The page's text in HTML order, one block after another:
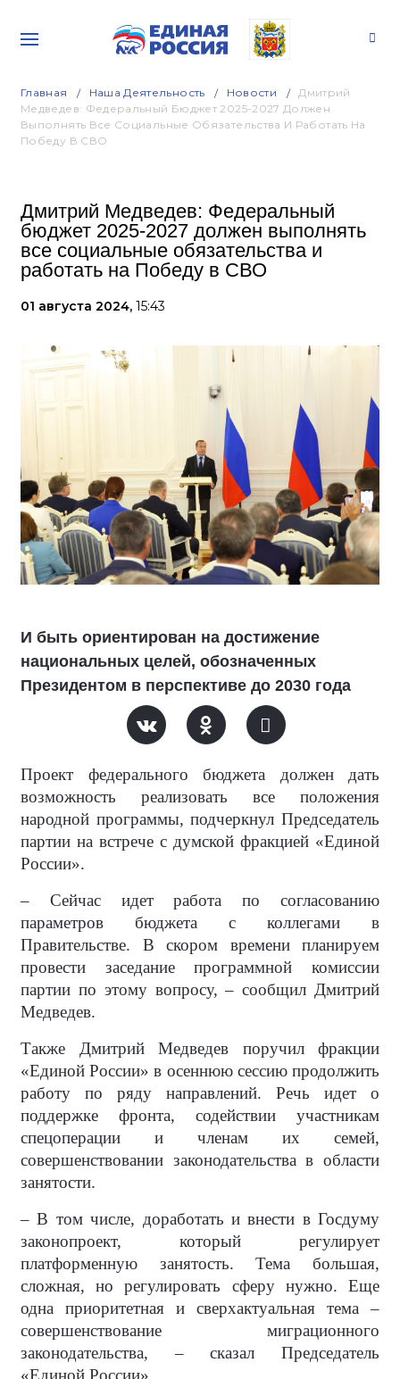
Главная Наша Деятельность Новости
Дмитрий
Медведев: Федеральный Бюджет 2025-2027 Должен
Выполнять Все Социальные Обязательства И Работать На
Победу В СВО
Дмитрий Медведев: Федеральный
бюджет 2025-2027 должен выполнять
все социальные обязательства и
работать на Победу в СВО
01 августа 2024, 15:43
И быть ориентирован на достижение
национальных целей, обозначенных
Президентом в перспективе до 2030 года
Проект федерального бюджета должен дать
возможность реализовать все положения
народной программы, подчеркнул Председатель
партии на встрече с думской фракцией «Единой
России».
– Сейчас идет работа по согласованию
параметров бюджета с коллегами в
Правительстве. В скором времени планируем
провести заседание программной комиссии
партии по этому вопросу, – сообщил Дмитрий
Медведев.
Также Дмитрий Медведев поручил фракции
«Единой России» в осеннюю сессию продолжить
работу по ряду направлений. Речь идет о
поддержке фронта, содействии участникам
спецоперации и членам их семей,
совершенствовании законодательства в области
занятости.
– В том числе, доработать и внести в Госдуму
законопроект, который регулирует
платформенную занятость. Тема большая,
сложная, но регулировать сферу нужно. Еще
одна приоритетная и сверхактуальная тема –
совершенствование миграционного
законодательства, – сказал Председатель
«Единой России».